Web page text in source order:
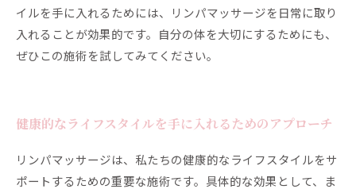
イルを手に入れるためには、リンパマッサージを日常に取り
入れることが効果的です。自分の体を大切にするためにも、
ぜひこの施術を試してみてください。
健康的なライフスタイルを手に入れるためのアプローチ
リンパマッサージは、私たちの健康的なライフスタイルをサ
ポートするための重要な施術です。具体的な効果として、ま